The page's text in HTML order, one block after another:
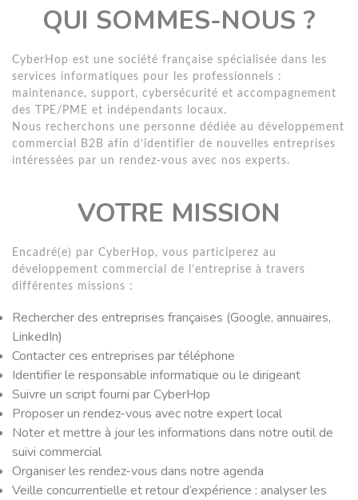
QUI SOMMES-NOUS ?
CyberHop est une société française spécialisée dans les
services informatiques pour les professionnels :
maintenance, support, cybersécurité et accompagnement
des TPE/PME et indépendants locaux.
Nous recherchons une personne dédiée au développement
commercial B2B afin d’identifier de nouvelles entreprises
intéressées par un rendez-vous avec nos experts.
VOTRE MISSION
Encadré(e) par CyberHop, vous participerez au
développement commercial de l’entreprise à travers
différentes missions :
Rechercher des entreprises françaises (Google, annuaires,
LinkedIn)
Contacter ces entreprises par téléphone
Identifier le responsable informatique ou le dirigeant
Suivre un script fourni par CyberHop
Proposer un rendez-vous avec notre expert local
Noter et mettre à jour les informations dans notre outil de
suivi commercial
Organiser les rendez-vous dans notre agenda
Veille concurrentielle et retour d’expérience : analyser les